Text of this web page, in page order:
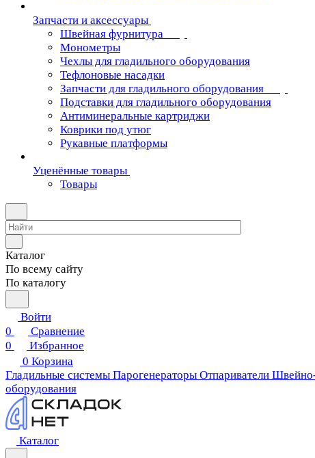
Запчасти и аксессуары
Швейная фурнитура
Монометры
Чехлы для гладильного оборудования
Тефлоновые насадки
Запчасти для гладильного оборудования
Подставки для гладильного оборудования
Антиминеральные картриджи
Коврики под утюг
Рукавные платформы
Уценённые товары
Товары
Каталог
По всему сайту
По каталогу
Войти
0
Сравнение
0
Избранное
0 Корзина
Гладильные системы Парогенераторы Отпариватели
оборудования
Каталог